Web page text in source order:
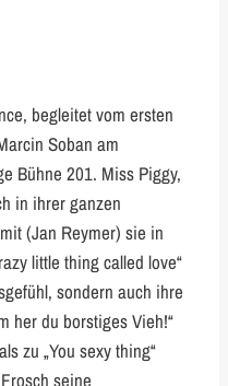
begleitet vom ersten
Soban am
Bühne 201. Miss Piggy,
in ihrer ganzen
(Jan Reymer) sie in
little thing called love“
sondern auch ihre
her du borstiges Vieh!“
zu „You sexy thing“
seine